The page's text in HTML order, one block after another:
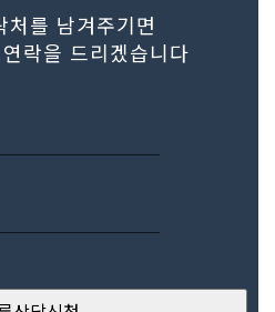
처를 남겨주기면
락을 드리겠습니다